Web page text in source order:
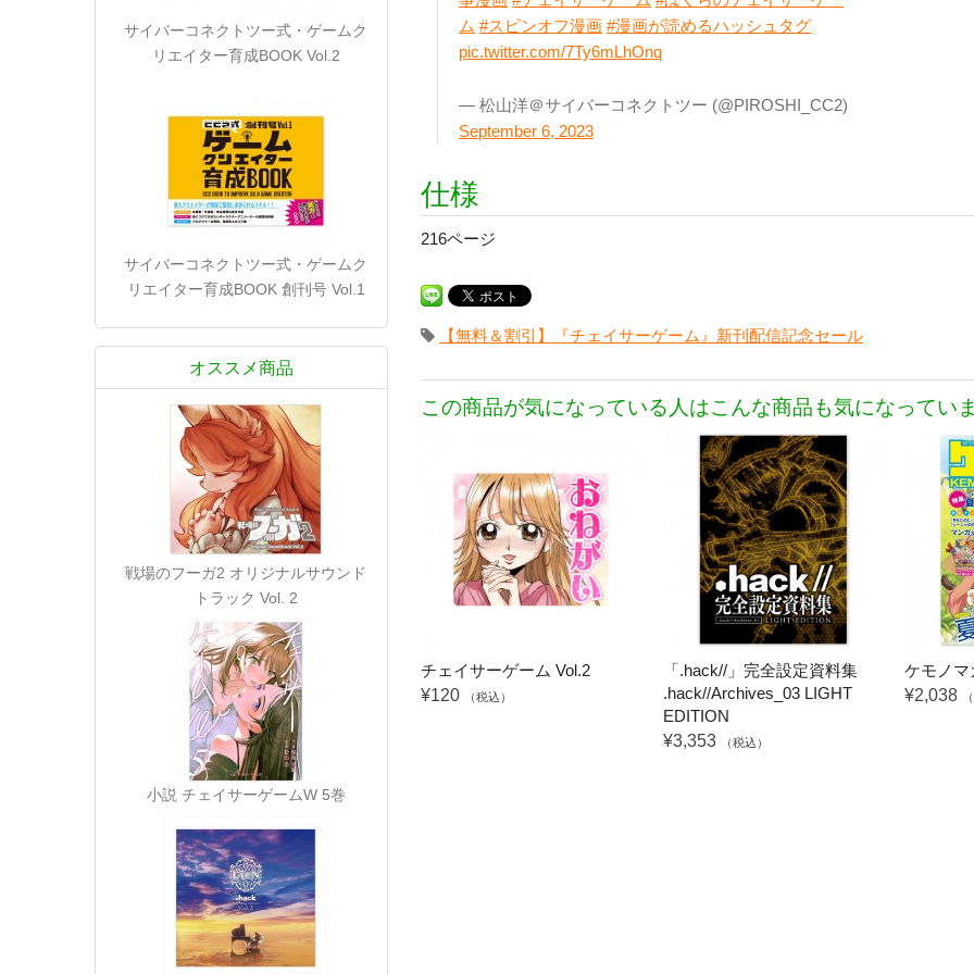
ム #スピンオフ漫画 #漫画が読めるハッシュタグ
pic.twitter.com/7Ty6mLhOnq
— 松山洋＠サイバーコネクトツー (@PIROSHI_CC2)
September 6, 2023
仕様
216ページ
【無料＆割引】『チェイサーゲーム』新刊配信記念セール
この商品が気になっている人はこんな商品も気になってい
チェイサーゲーム Vol.2
¥120
（税込）
「.hack//」完全設定資料集
.hack//Archives_03 LIGHT
EDITION
¥3,353
（税込）
ケモノマ
¥2,038
サイバーコネクトツー式・ゲームク
リエイター育成BOOK Vol.2
サイバーコネクトツー式・ゲームク
リエイター育成BOOK 創刊号 Vol.1
オススメ商品
戦場のフーガ2 オリジナルサウンド
トラック Vol. 2
小説 チェイサーゲームW 5巻